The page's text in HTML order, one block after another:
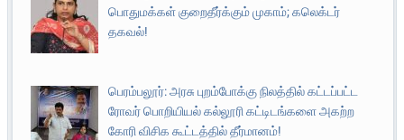
பொதுமக்கள் குறைதீர்க்கும் முகாம்; கலெக்டர்
தகவல்!
பெரம்பலூர்: அரசு புறம்போக்கு நிலத்தில் கட்டப்பட்ட
ரோவர் பொறியியல் கல்லூரி கட்டிடங்களை அகற்ற
கோரி விசிக கூட்டத்தில் தீர்மானம்!